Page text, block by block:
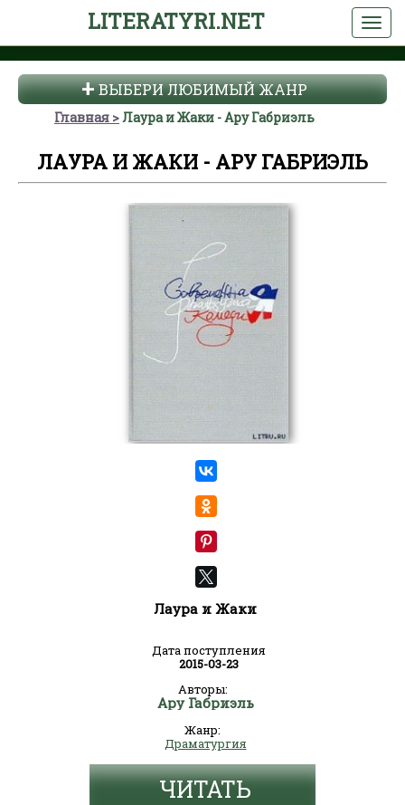
LITERATYRI.NET
ВЫБЕРИ ЛЮБИМЫЙ ЖАНР
Главная Лаура и Жаки - Ару Габриэль
ЛАУРА И ЖАКИ - АРУ ГАБРИЭЛЬ
Лаура и Жаки
Дата поступления
2015-03-23
Авторы:
Ару Габриэль
Жанр:
Драматургия
ЧИТАТЬ